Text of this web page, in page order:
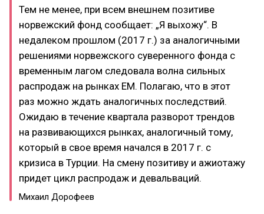
Тем не менее, при всем внешнем позитиве
норвежский фонд сообщает: „Я выхожу“. В
недалеком прошлом (2017 г.) за аналогичными
решениями норвежского суверенного фонда с
временным лагом следовала волна сильных
распродаж на рынках EM. Полагаю, что в этот
раз можно ждать аналогичных последствий.
Ожидаю в течение квартала разворот трендов
на развивающихся рынках, аналогичный тому,
который в свое время начался в 2017 г. с
кризиса в Турции. На смену позитиву и ажиотажу
придет цикл распродаж и девальваций.
Михаил Дорофеев